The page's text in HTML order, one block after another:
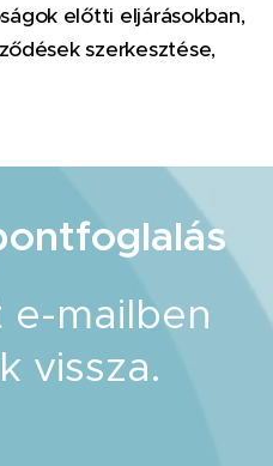
előtti eljárásokban,
szerkesztése,
e-mailben
vissza.